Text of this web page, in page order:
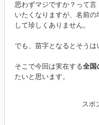
思わずマジですか？って言
いたくなりますが、名前の
して珍しくありません。
でも、苗字となるとそうは
そこで今回は実在する全国
たいと思います。
スポ